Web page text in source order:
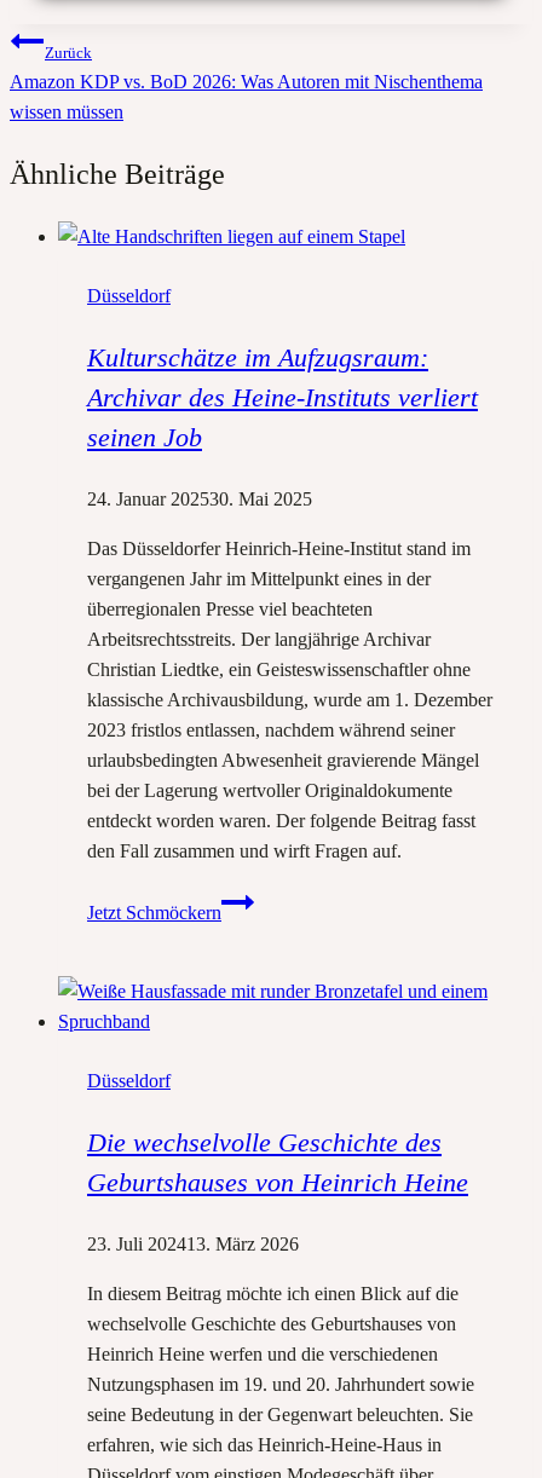
Beitragsnavigation
Zurück
Amazon KDP vs. BoD 2026: Was Autoren mit Nischenthema
wissen müssen
Ähnliche Beiträge
Düsseldorf
Kulturschätze im Aufzugsraum:
Archivar des Heine-Instituts verliert
seinen Job
24. Januar 202530. Mai 2025
Das Düsseldorfer Heinrich-Heine-Institut stand im
vergangenen Jahr im Mittelpunkt eines in der
überregionalen Presse viel beachteten
Arbeitsrechtsstreits. Der langjährige Archivar
Christian Liedtke, ein Geisteswissenschaftler ohne
klassische Archivausbildung, wurde am 1. Dezember
2023 fristlos entlassen, nachdem während seiner
urlaubsbedingten Abwesenheit gravierende Mängel
bei der Lagerung wertvoller Originaldokumente
entdeckt worden waren. Der folgende Beitrag fasst
den Fall zusammen und wirft Fragen auf.
Jetzt Schmöckern
Kulturschätze
Archivar
seinen
Düsseldorf
Die wechselvolle Geschichte des
Geburtshauses von Heinrich Heine
23. Juli 202413. März 2026
In diesem Beitrag möchte ich einen Blick auf die
wechselvolle Geschichte des Geburtshauses von
Heinrich Heine werfen und die verschiedenen
Nutzungsphasen im 19. und 20. Jahrhundert sowie
seine Bedeutung in der Gegenwart beleuchten. Sie
erfahren, wie sich das Heinrich-Heine-Haus in